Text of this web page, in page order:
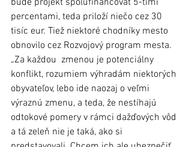
bude projekt spolufinancovať 5-timi
percentami, teda priloží niečo cez 30
tisíc eur. Tiež niektoré chodníky mesto
obnovilo cez Rozvojový program mesta.
„Za každou  zmenou je potenciálny
konflikt, rozumiem výhradám niektorých
obyvateľov, lebo ide naozaj o veľmi
výraznú zmenu, a teda, že nestíhajú
odtokové pomery v rámci dažďových vôd
a tá zeleň nie je taká, ako si